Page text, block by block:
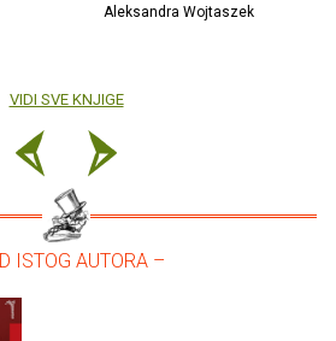
Aleksandra Wojtaszek
VIDI SVE KNJIGE
ISTOG AUTORA –